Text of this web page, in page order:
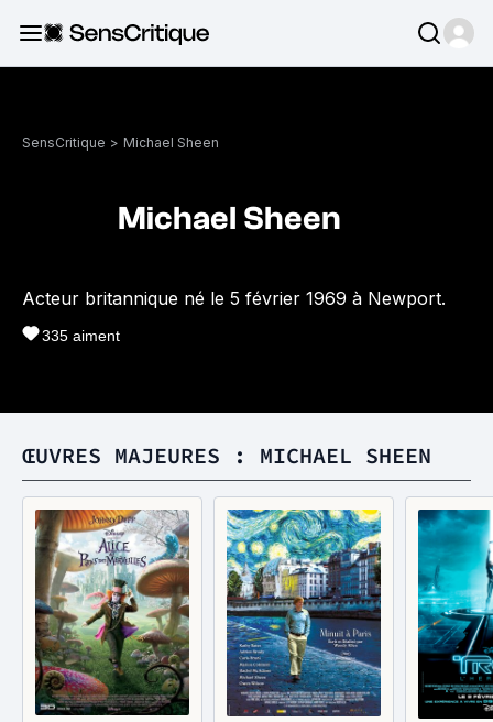
SensCritique > Michael Sheen
Michael Sheen
Acteur britannique né le 5 février 1969 à Newport.
335 aiment
ŒUVRES MAJEURES : MICHAEL SHEEN